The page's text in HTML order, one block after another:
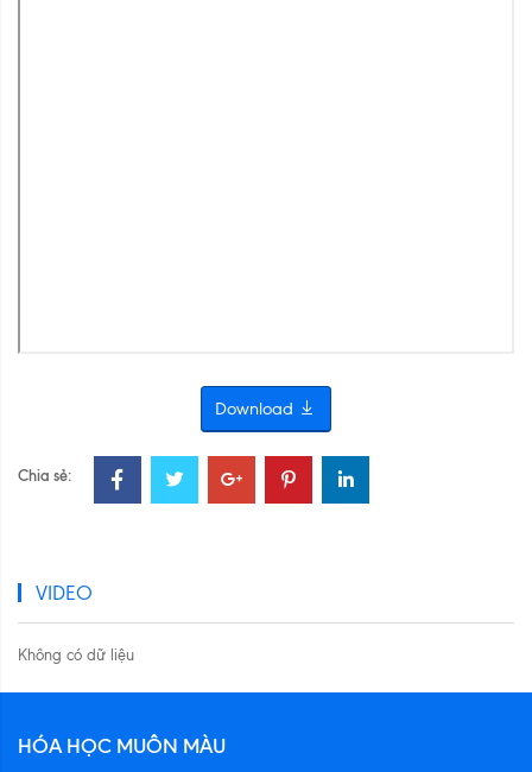
Download
Chia sẻ:
VIDEO
Không có dữ liệu
HÓA HỌC MUÔN MÀU